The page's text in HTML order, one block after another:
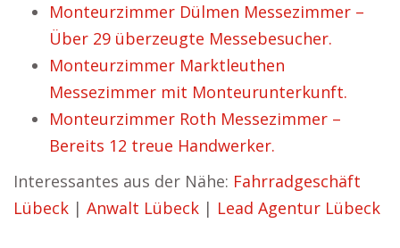
Monteurzimmer Dülmen Messezimmer –
Über 29 überzeugte Messebesucher.
Monteurzimmer Marktleuthen
Messezimmer mit Monteurunterkunft.
Monteurzimmer Roth Messezimmer –
Bereits 12 treue Handwerker.
Interessantes aus der Nähe: Fahrradgeschäft
Lübeck | Anwalt Lübeck | Lead Agentur Lübeck